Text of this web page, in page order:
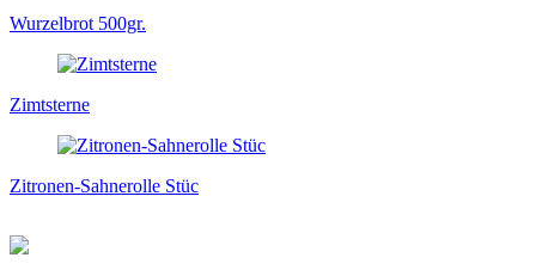
Wurzelbrot 500gr.
Zimtsterne
Zitronen-Sahnerolle Stüc